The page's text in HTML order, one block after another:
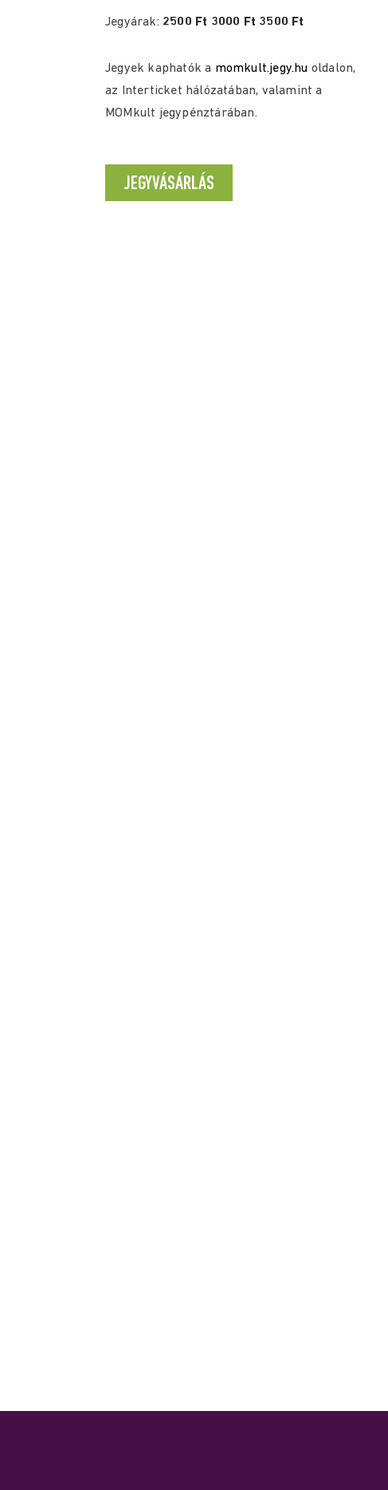
Jegyárak: 2500 Ft 3000 Ft 3500 Ft
Jegyek kaphatók a momkult.jegy.hu oldalon,
az Interticket hálózatában, valamint a
MOMkult jegypénztárában.
JEGYVÁSÁRLÁS